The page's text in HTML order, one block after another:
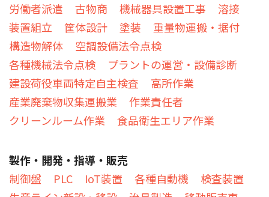
労働者派遣
古物商 機械器具設置工事
溶接
装置組立
筐体設計 塗装
重量物運搬・据付
構造物解体
空調設備法令点検
各種機械法令点検
プラントの運営・設備診断
建設荷役車両特定自主検査
高所作業
産業廃棄物収集運搬業
作業責任者
クリーンルーム作業
食品衛生エリア作業
製作・開発・指導・販売
制御盤
PLC IoT装置 各種自動機
検査装置